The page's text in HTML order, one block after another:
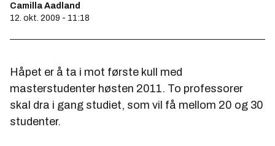
Camilla Aadland
12. okt. 2009 - 11:18
Håpet er å ta i mot første kull med
masterstudenter høsten 2011. To professorer
skal dra i gang studiet, som vil få mellom 20 og 30
studenter.